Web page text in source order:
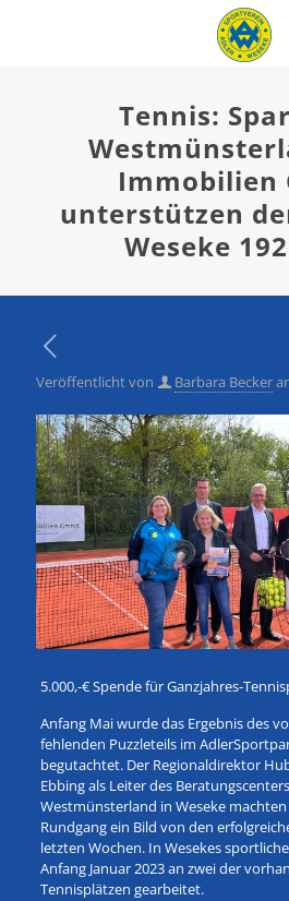
Tennis:
Immobilien
unterstützen
Weseke
Veröffentlicht von Barbara Becker
5.000,-€ Spende für Ganzjahres-
Anfang Mai wurde das Ergebnis des
fehlenden Puzzleteils im
begutachtet. Der Regionaldirektor
Ebbing als Leiter des
Westmünsterland in Weseke
Rundgang ein Bild von den
letzten Wochen. In Wesekes
Anfang Januar 2023 an zwei der
Tennisplätzen gearbeitet.